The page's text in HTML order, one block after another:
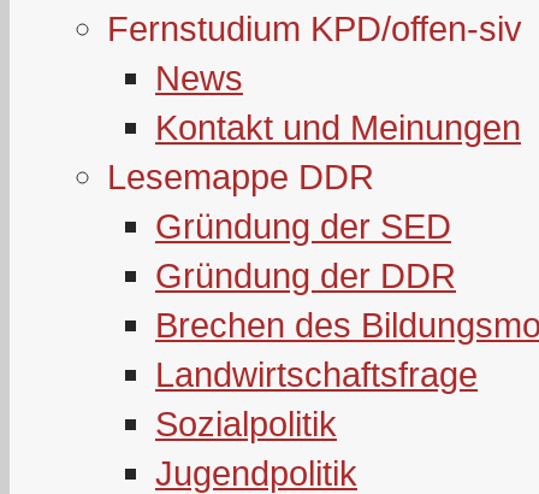
Fernstudium KPD/offen-siv
News
Kontakt und Meinungen
Lesemappe DDR
Gründung der SED
Gründung der DDR
Brechen des
Landwirtschaftsfrage
Sozialpolitik
Jugendpolitik